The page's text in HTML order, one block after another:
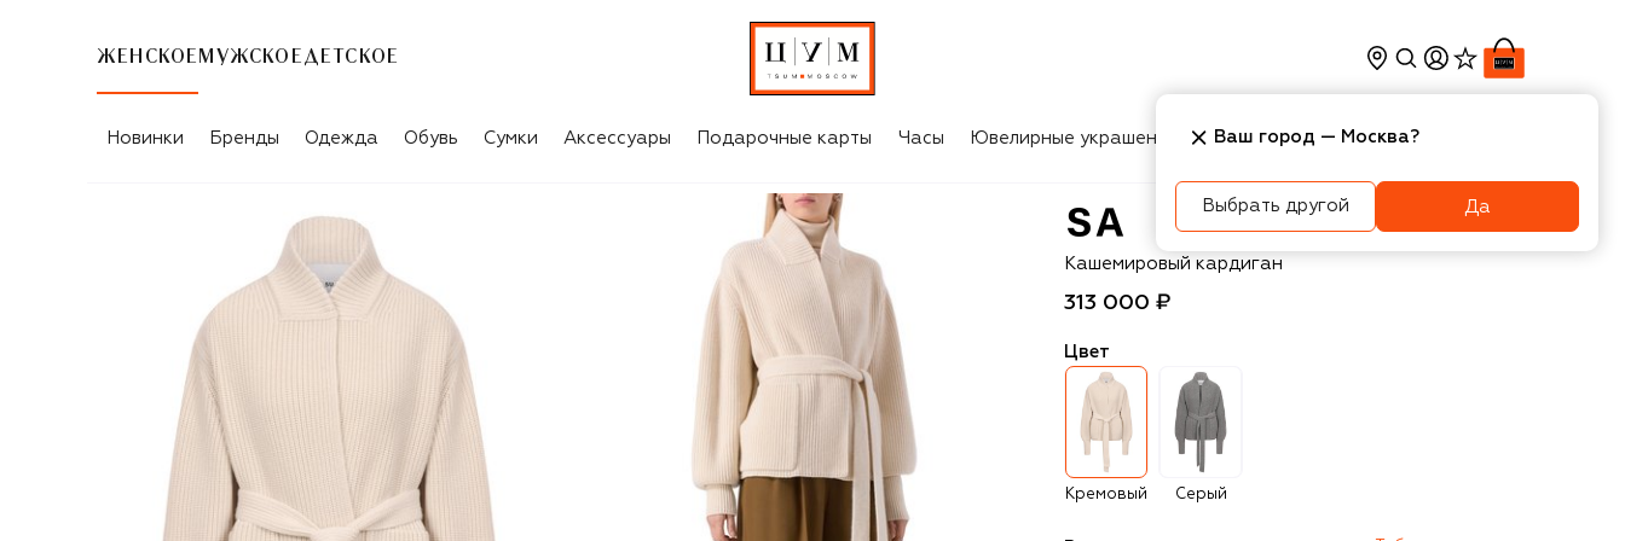
ЖЕНСКОЕ МУЖСКОЕ ДЕТСКОЕ
Новинки Бренды Одежда Обувь Сумки Аксессуары Подарочные карты Часы Ювелирные украшения Косметика Интерьер
SASUPHI
Кашемировый кардиган
313 000 ₽
Цвет
Кремовый Серый
Ваш город — Москва?
Выбрать другой Да